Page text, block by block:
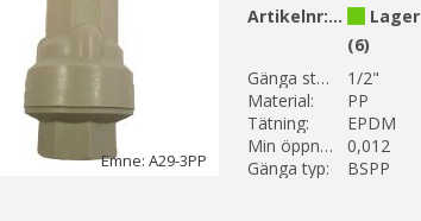
Emne: A29-3PP
Artikelnr:A29-3Lager
(6)
Gänga storlek 1:
1/2"
Material:
PP
Tätning:
EPDM
Min öppningstryck (bar):
0,012
Gänga typ:
BSPP